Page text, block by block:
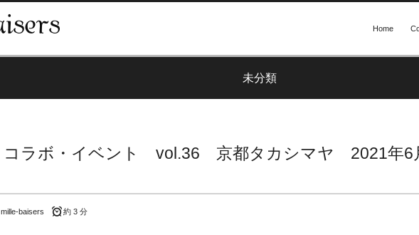
Home
未分類
コラボ・イベント vol.36 京都タカシマヤ 2021年6
mille-baisers 約 3 分